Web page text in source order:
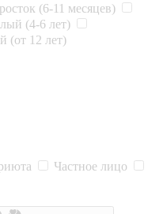
(6-11 месяцев)
(4-6 лет)
(от 12 лет)
Частное лицо